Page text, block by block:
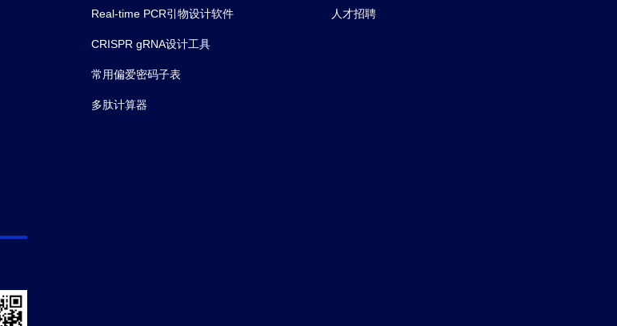
Real-time PCR引物设计软件
CRISPR gRNA设计工具
常用偏爱密码子表
多肽计算器
人才招聘